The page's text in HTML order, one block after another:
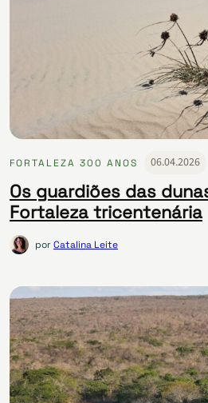
FORTALEZA 300 ANOS 06.04.2026
Os guardiões das
Fortaleza tricentenária
porCatalina Leite